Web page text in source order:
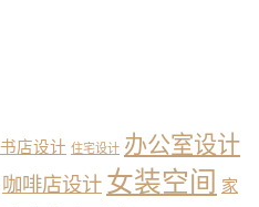
书店设计 住宅设计 办公室设计
咖啡店设计 女装空间 家